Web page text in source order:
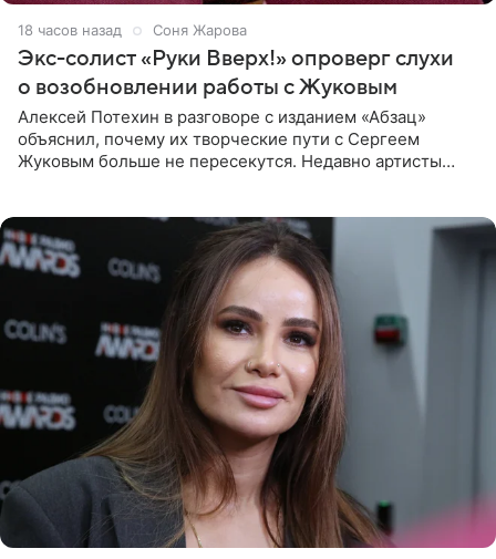
18 часов назад Соня Жарова
Экс-солист «Руки Вверх!» опроверг слухи
о возобновлении работы с Жуковым
Алексей Потехин в разговоре с изданием «Абзац»
объяснил, почему их творческие пути с Сергеем
Жуковым больше не пересекутся. Недавно артисты